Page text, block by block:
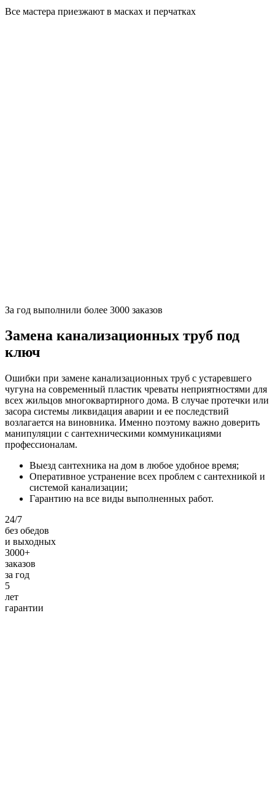
Все мастера приезжают в масках и перчатках
За год выполнили более 3000 заказов
Замена канализационных труб под
ключ
Ошибки при замене канализационных труб с устаревшего
чугуна на современный пластик чреваты неприятностями для
всех жильцов многоквартирного дома. В случае протечки или
засора системы ликвидация аварии и ее последствий
возлагается на виновника. Именно поэтому важно доверить
манипуляции с сантехническими коммуникациями
профессионалам.
Выезд сантехника на дом в любое удобное время;
Оперативное устранение всех проблем с сантехникой и
системой канализации;
Гарантию на все виды выполненных работ.
24/7
без обедов
и выходных
3000+
заказов
за год
5
лет
гарантии